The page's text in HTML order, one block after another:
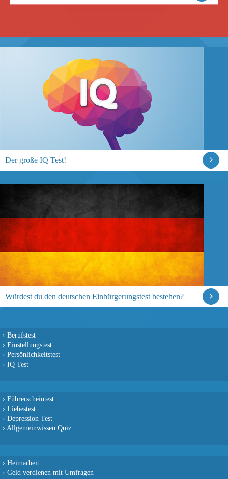
Der große IQ Test!
Würdest du den deutschen Einbürgerungstest bestehen?
› Berufstest
› Einstellungstest
› Persönlichkeitstest
› IQ Test
› Führerscheintest
› Liebestest
› Depression Test
› Allgemeinwissen Quiz
› Heimarbeit
› Geld verdienen mit Umfragen